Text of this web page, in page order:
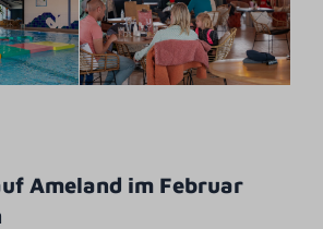
Ameland im Februar